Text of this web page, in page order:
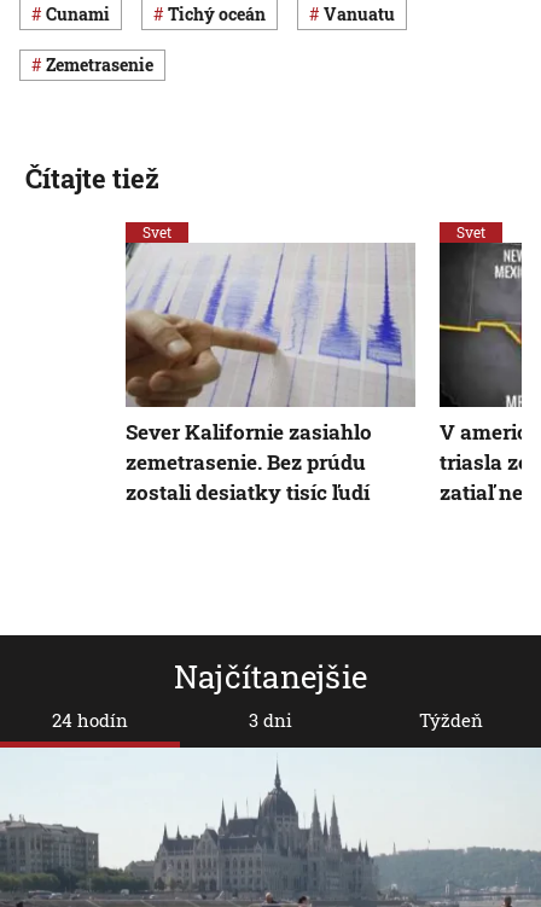
cunami Tichý oceán Vanuatu
zemetrasenie
Najčítanejšie
24 hodín 3 dni Týždeň
Čítajte tiež
Svet
Sever Kalifornie zasiahlo
zemetrasenie. Bez prúdu
zostali desiatky tisíc ľudí
Svet
V
triasla
zatiaľ